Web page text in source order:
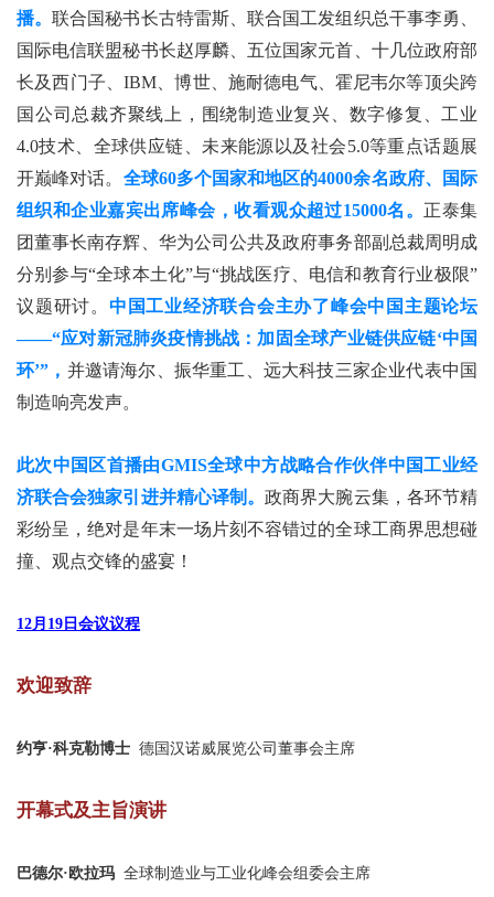
播。联合国秘书长古特雷斯、联合国工发组织总干事李勇、
国际电信联盟秘书长赵厚麟、五位国家元首、十几位政府部
长及西门子、IBM、博世、施耐德电气、霍尼韦尔等顶尖跨
国公司总裁齐聚线上，围绕制造业复兴、数字修复、工业
4.0技术、全球供应链、未来能源以及社会5.0等重点话题展
开巅峰对话。 全球60多个国家和地区的4000余名政府、国际
组织和企业嘉宾出席峰会，收看观众超过15000名。 正泰集
团董事长南存辉、华为公司公共及政府事务部副总裁周明成
分别参与“全球本土化”与“挑战医疗、电信和教育行业极限”
议题研讨。 中国工业经济联合会主办了峰会中国主题论坛
——“应对新冠肺炎疫情挑战：加固全球产业链供应链‘中国
环’”， 并邀请海尔、振华重工、远大科技三家企业代表中国
制造响亮发声。
此次中国区首播由GMIS全球中方战略合作伙伴中国工业经
济联合会独家引进并精心译制。政商界大腕云集，各环节精
彩纷呈，绝对是年末一场片刻不容错过的全球工商界思想碰
撞、观点交锋的盛宴！
12月19日 会议议程
欢迎致辞
约亨·科克勒博士 德国汉诺威展览公司董事会主席
开幕式及主旨演讲
巴德尔·欧拉玛 全球制造业与工业化峰会组委会主席